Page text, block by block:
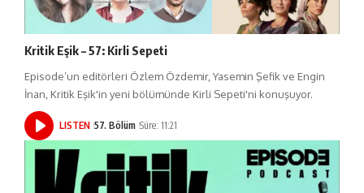
Kritik Eşik – 57: Kirli Sepeti
Episode’un editörleri Özlem Özdemir, Yasemin Şefik ve Engin
İnan, Kritik Eşik'in yeni bölümünde Kirli Sepeti'ni konuşuyor.
LISTEN 57. Bölüm Süre: 11:21